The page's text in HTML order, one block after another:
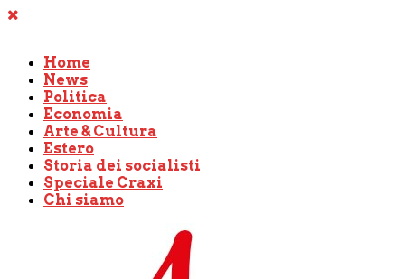
Home
News
Politica
Economia
Arte & Cultura
Estero
Storia dei socialisti
Speciale Craxi
Chi siamo